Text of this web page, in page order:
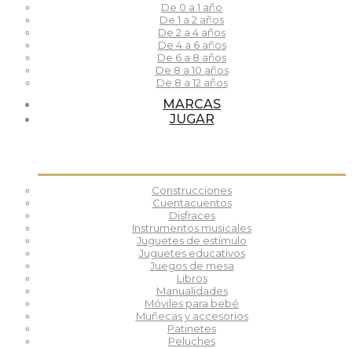
De 0 a 1 año
De 1 a 2 años
De 2 a 4 años
De 4 a 6 años
De 6 a 8 años
De 8 a 10 años
De 8 a 12 años
MARCAS
JUGAR
Construcciones
Cuentacuentos
Disfraces
Instrumentos musicales
Juguetes de estímulo
Juguetes educativos
Juegos de mesa
Libros
Manualidades
Móviles para bebé
Muñecas y accesorios
Patinetes
Peluches